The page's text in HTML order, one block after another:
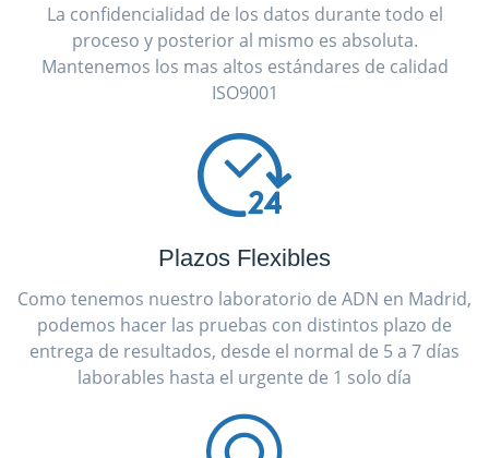
La confidencialidad de los datos durante todo el
proceso y posterior al mismo es absoluta.
Mantenemos los mas altos estándares de calidad
ISO9001
Plazos Flexibles
Como tenemos nuestro laboratorio de ADN en Madrid,
podemos hacer las pruebas con distintos plazo de
entrega de resultados, desde el normal de 5 a 7 días
laborables hasta el urgente de 1 solo día